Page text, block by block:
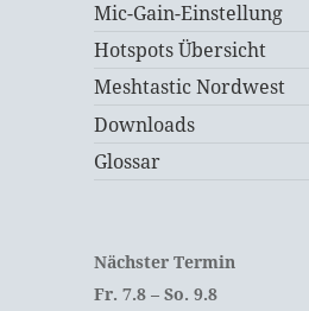
Mic-Gain-Einstellung
Hotspots Übersicht
Meshtastic Nordwest
Downloads
Glossar
Nächster Termin
Fr. 7.8 –So. 9.8